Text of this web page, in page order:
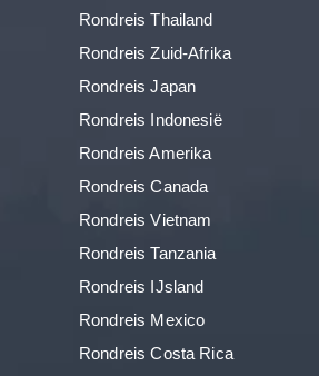
Rondreis Thailand
Rondreis Zuid-Afrika
Rondreis Japan
Rondreis Indonesië
Rondreis Amerika
Rondreis Canada
Rondreis Vietnam
Rondreis Tanzania
Rondreis IJsland
Rondreis Mexico
Rondreis Costa Rica